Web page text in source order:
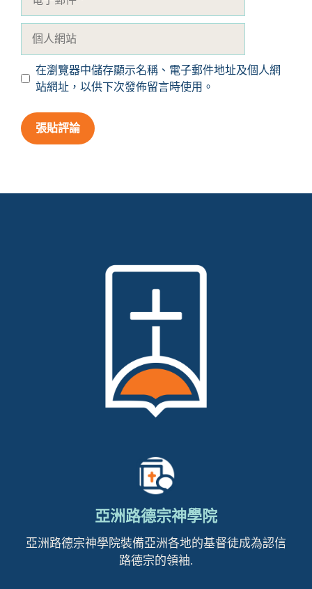
郵
站
在瀏覽器中儲存顯示名稱、電子郵件地址及個人網
站網址，以供下次發佈留言時使用。
亞洲路德宗神學院
亞洲路德宗神學院裝備亞洲各地的基督徒成為認信
路德宗的領袖.